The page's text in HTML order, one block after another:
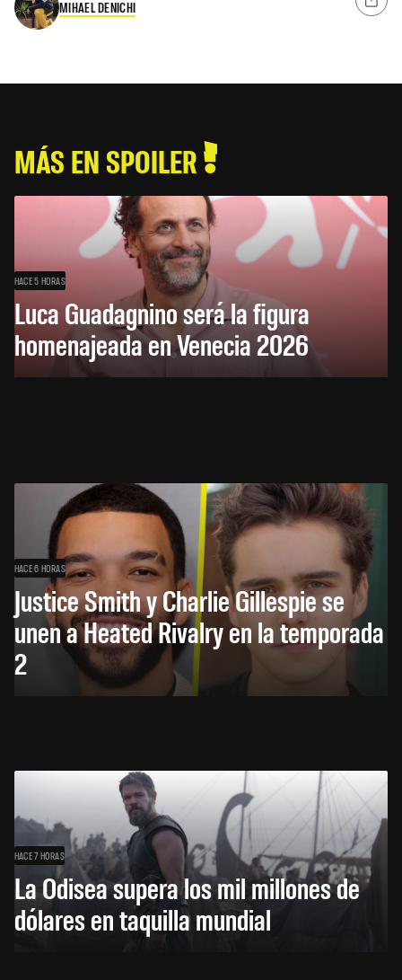
MIHAEL DENICHI
MÁS EN SPOILER
HACE 5 HORAS
Luca Guadagnino será la figura
homenajeada en Venecia 2026
HACE 6 HORAS
Justice Smith y Charlie Gillespie se
unen a Heated Rivalry en la temporada
2
HACE 7 HORAS
La Odisea supera los mil millones de
dólares en taquilla mundial